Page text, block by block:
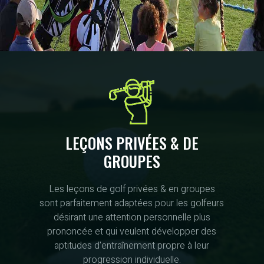
LEÇONS PRIVÉES & DE
GROUPES
Les leçons de golf privées & en groupes
sont parfaitement adaptées pour les golfeurs
désirant une attention personnelle plus
prononcée et qui veulent développer des
aptitudes d'entraînement propre à leur
progression individuelle.